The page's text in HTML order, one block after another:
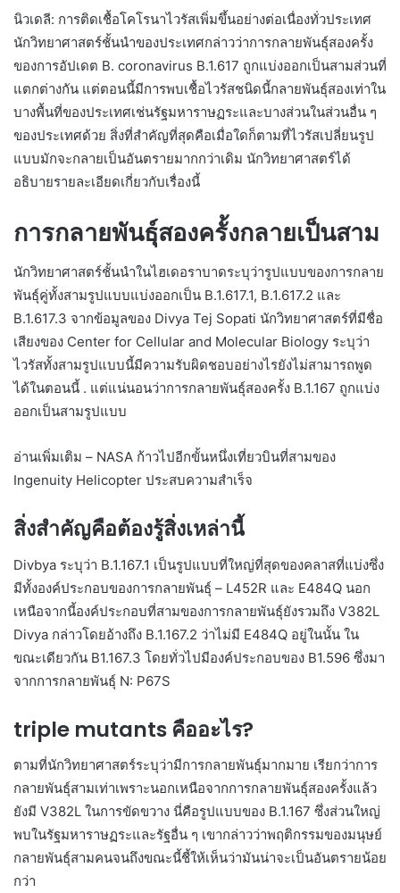
นิวเดลี: การติดเชื้อโคโรนาไวรัสเพิ่มขึ้นอย่างต่อเนื่องทั่วประเทศ
นักวิทยาศาสตร์ชั้นนำของประเทศกล่าวว่าการกลายพันธุ์สองครั้ง
ของการอัปเดต B. coronavirus B.1.617 ถูกแบ่งออกเป็นสามส่วนที่
แตกต่างกัน แต่ตอนนี้มีการพบเชื้อไวรัสชนิดนี้กลายพันธุ์สองเท่าใน
บางพื้นที่ของประเทศเช่นรัฐมหาราษฏระและบางส่วนในส่วนอื่น ๆ
ของประเทศด้วย สิ่งที่สำคัญที่สุดคือเมื่อใดก็ตามที่ไวรัสเปลี่ยนรูป
แบบมักจะกลายเป็นอันตรายมากกว่าเดิม นักวิทยาศาสตร์ได้
อธิบายรายละเอียดเกี่ยวกับเรื่องนี้
การกลายพันธุ์สองครั้งกลายเป็นสาม
นักวิทยาศาสตร์ชั้นนำในไฮเดอราบาดระบุว่ารูปแบบของการกลาย
พันธุ์คู่ทั้งสามรูปแบบแบ่งออกเป็น B.1.617.1, B.1.617.2 และ
B.1.617.3 จากข้อมูลของ Divya Tej Sopati นักวิทยาศาสตร์ที่มีชื่อ
เสียงของ Center for Cellular and Molecular Biology ระบุว่า
ไวรัสทั้งสามรูปแบบนี้มีความรับผิดชอบอย่างไรยังไม่สามารถพูด
ได้ในตอนนี้ . แต่แน่นอนว่าการกลายพันธุ์สองครั้ง B.1.167 ถูกแบ่ง
ออกเป็นสามรูปแบบ
อ่านเพิ่มเติม – NASA ก้าวไปอีกขั้นหนึ่งเที่ยวบินที่สามของ
Ingenuity Helicopter ประสบความสำเร็จ
สิ่งสำคัญคือต้องรู้สิ่งเหล่านี้
Divbya ระบุว่า B.1.167.1 เป็นรูปแบบที่ใหญ่ที่สุดของคลาสที่แบ่งซึ่ง
มีทั้งองค์ประกอบของการกลายพันธุ์ – L452R และ E484Q นอก
เหนือจากนี้องค์ประกอบที่สามของการกลายพันธุ์ยังรวมถึง V382L
Divya กล่าวโดยอ้างถึง B.1.167.2 ว่าไม่มี E484Q อยู่ในนั้น ใน
ขณะเดียวกัน B1.167.3 โดยทั่วไปมีองค์ประกอบของ B1.596 ซึ่งมา
จากการกลายพันธุ์ N: P67S
triple mutants คืออะไร?
ตามที่นักวิทยาศาสตร์ระบุว่ามีการกลายพันธุ์มากมาย เรียกว่าการ
กลายพันธุ์สามเท่าเพราะนอกเหนือจากการกลายพันธุ์สองครั้งแล้ว
ยังมี V382L ในการขัดขวาง นี่คือรูปแบบของ B.1.167 ซึ่งส่วนใหญ่
พบในรัฐมหาราษฏระและรัฐอื่น ๆ เขากล่าวว่าพฤติกรรมของมนุษย์
กลายพันธุ์สามคนจนถึงขณะนี้ชี้ให้เห็นว่ามันน่าจะเป็นอันตรายน้อย
กว่า